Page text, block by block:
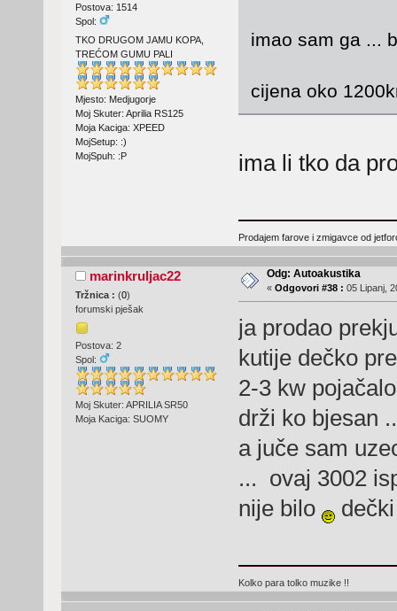
Postova: 1514
Spol:
TKO DRUGOM JAMU KOPA,
TREĆOM GUMU PALI
Mjesto: Medjugorje
Moj Skuter: Aprilia RS125
Moja Kaciga: XPEED
MojSetup: :)
MojSpuh: :P
imao sam ga ...
cijena oko
ima li tko da
Prodajem farove i zmigavce od
marinkruljac22
Tržnica : (0)
forumski pješak
Postova: 2
Spol:
Moj Skuter: APRILIA SR50
Moja Kaciga: SUOMY
Odg: Autoakustika
« Odgovori #38 : 05 Lipanj,
ja prodao
kutije dečko
2-3 kw
drži ko bjesan
a juče sam
... ovaj 3002
nije bilo
dečki
Kolko para tolko muzike !!